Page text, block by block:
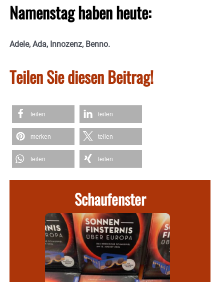
Namenstag haben heute:
Adele, Ada, Innozenz, Benno.
Teilen Sie diesen Beitrag!
teilen teilen
merken teilen
teilen teilen
Schaufenster